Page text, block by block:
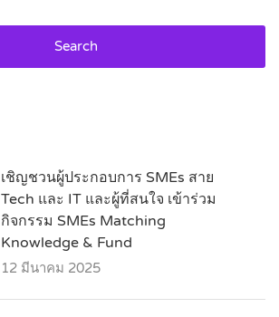
Search
เชิญชวนผู้ประกอบการ SMEs สาย
Tech และ IT และผู้ที่สนใจ เข้าร่วม
กิจกรรม SMEs Matching
Knowledge & Fund
12 มีนาคม 2025